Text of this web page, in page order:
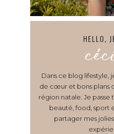
HELLO,
Dans ce blog lifestyle,
de cœur et bons plans
région natale. Je
beauté, food, sport
partager mes